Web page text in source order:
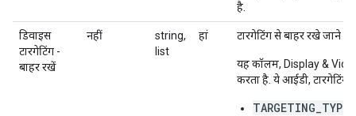
है.
डिवाइस
टारगेटिंग -
बाहर रखें
नहीं
string,
list
हां टारगेटिंग से बाहर रखे जाने
यह कॉलम, Display &
करता है. ये आईडी, टारगेटिंग